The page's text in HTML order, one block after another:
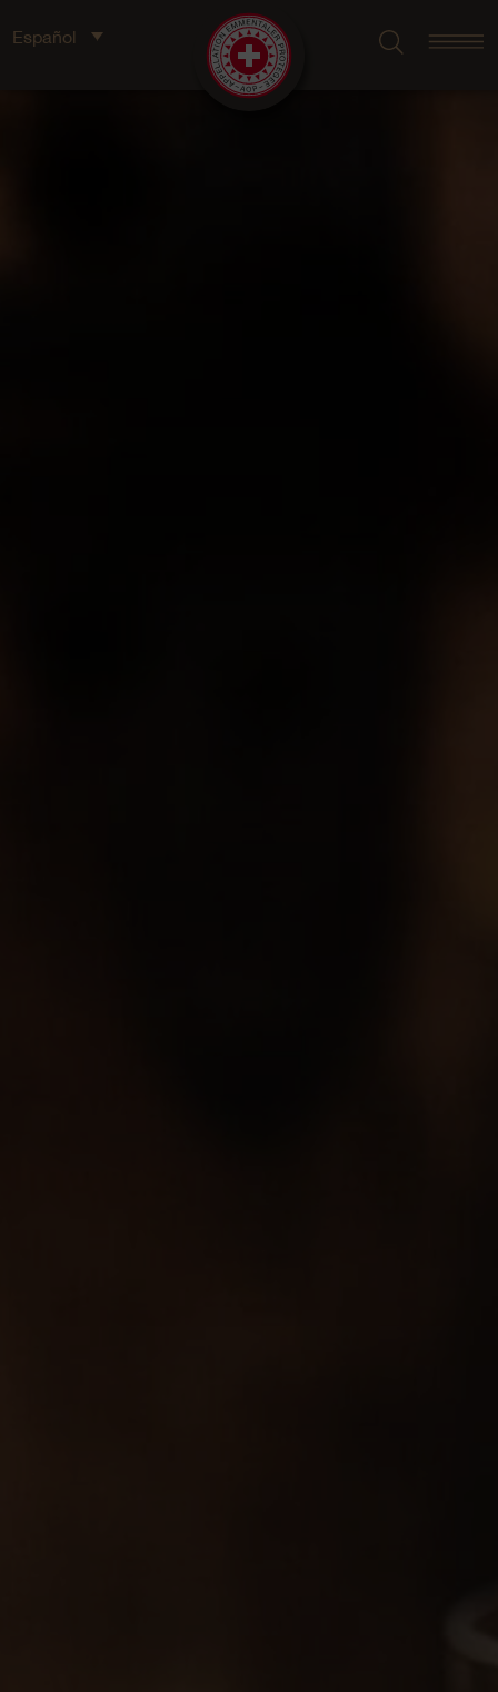
Español